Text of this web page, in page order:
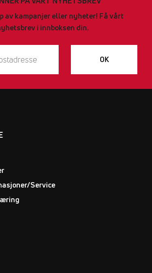
av kampanjer eller nyheter! Få vårt
i innboksen din.
OK
Service